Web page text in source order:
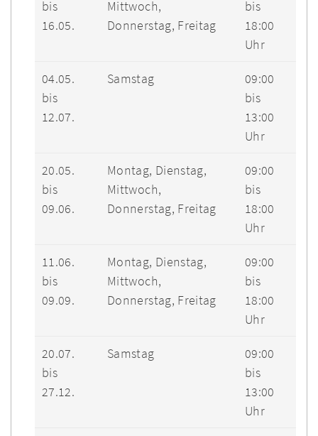
bis
16.05.
Mittwoch,
Donnerstag, Freitag
bis
18:00
Uhr
04.05.
bis
12.07.
Samstag
09:00
bis
13:00
Uhr
20.05.
bis
09.06.
Montag, Dienstag,
Mittwoch,
Donnerstag, Freitag
09:00
bis
18:00
Uhr
11.06.
bis
09.09.
Montag, Dienstag,
Mittwoch,
Donnerstag, Freitag
09:00
bis
18:00
Uhr
20.07.
bis
27.12.
Samstag
09:00
bis
13:00
Uhr